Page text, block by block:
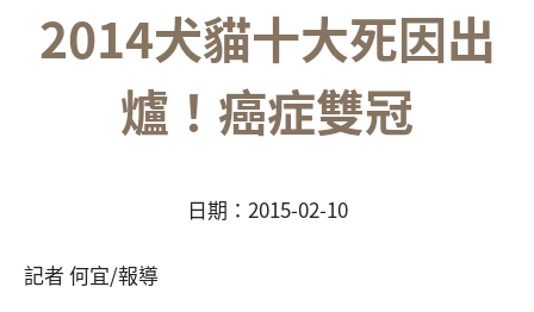
2014犬貓十大死因出
爐！癌症雙冠
日期：2015-02-10
記者 何宜/報導